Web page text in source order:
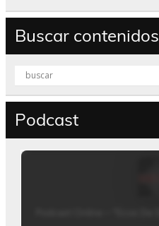
Buscar contenidos
Podcast